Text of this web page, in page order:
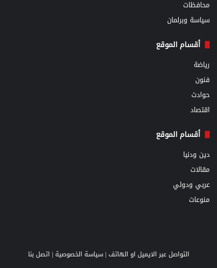
محافظات
سياسة وبرلمان
أقسام الموقع
رياضة
فنون
حوادث
اقتصاد
أقسام الموقع
دين ودنيا
مقالات
عربي ودولي
منوعات
التواصل عبر الايميل او الهاتف |سياسة الخصوصية | اتصل بنا